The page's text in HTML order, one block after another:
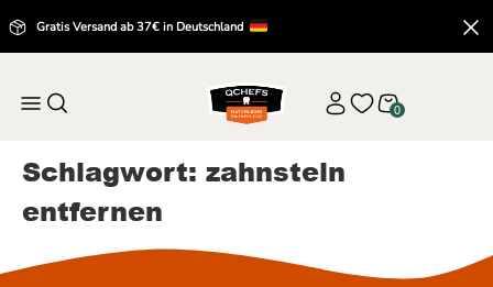
Gratis Versand ab 37€ in Deutschland
0
Schlagwort: zahnstein
entfernen